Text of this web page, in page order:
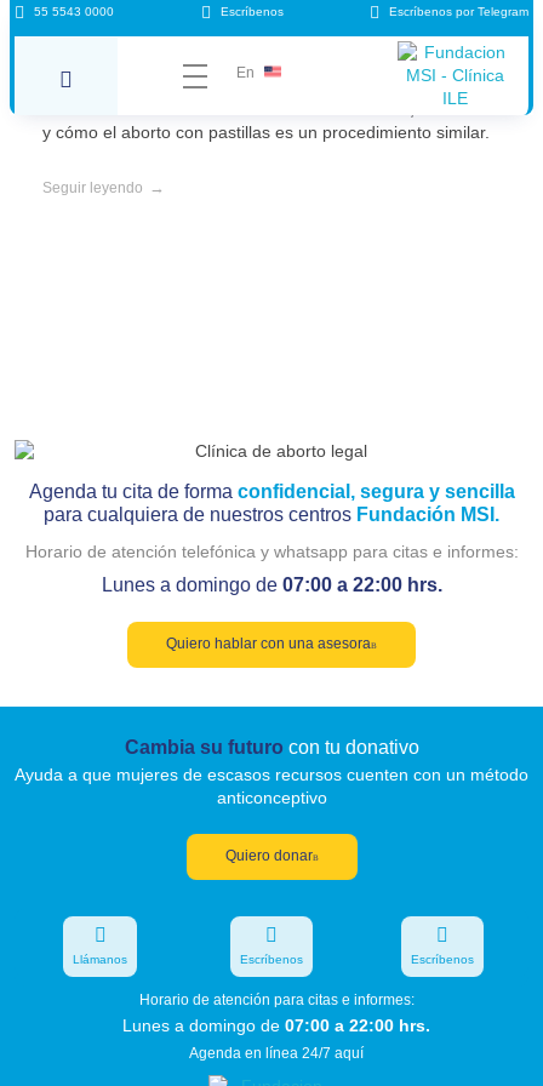
55 5543 0000 Escríbenos Escríbenos por Telegram
En
Qué es un aborto espontáneo
El aborto espontáneo es la pérdida natural de un embarazo
antes de las 20 semanas. Descubre sus causas, síntomas
y cómo el aborto con pastillas es un procedimiento similar.
Seguir leyendo
Agenda tu cita de forma confidencial, segura y sencilla
para cualquiera de nuestros centros Fundación MSI.
Horario de atención telefónica y whatsapp para citas e informes:
Lunes a domingo de 07:00 a 22:00 hrs.
Quiero hablar con una asesora
Cambia su futuro con tu donativo
Ayuda a que mujeres de escasos recursos cuenten con un método
anticonceptivo
Quiero donar
Horario de atención para citas e informes:
Lunes a domingo de 07:00 a 22:00 hrs.
Agenda en línea 24/7 aquí
Llámanos Escríbenos Escríbenos